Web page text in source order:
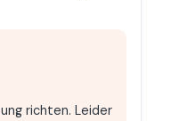
richten. Leider